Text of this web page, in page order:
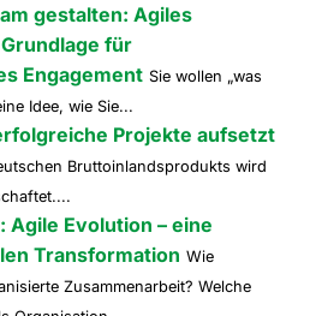
gestalten: Agiles
für
Engagement Sie wollen „was
Idee, wie Sie...
Projekte aufsetzt
Bruttoinlandsprodukts wird
Agile Evolution – eine
Transformation Wie
Zusammenarbeit? Welche